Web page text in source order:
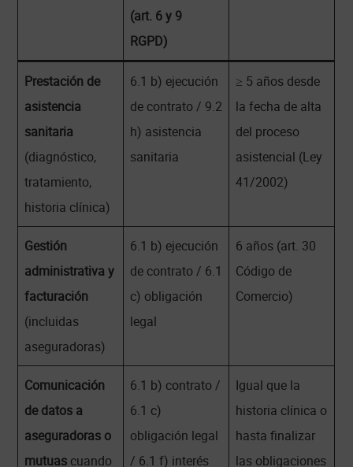
(art. 6 y 9
RGPD)
Prestación de
asistencia
sanitaria
(diagnóstico,
tratamiento,
historia clínica)
6.1 b) ejecución
de contrato / 9.2
h) asistencia
sanitaria
≥ 5 años desde
la fecha de alta
del proceso
asistencial (Ley
41/2002)
Gestión
administrativa y
facturación
(incluidas
aseguradoras)
6.1 b) ejecución
de contrato / 6.1
c) obligación
legal
6 años (art. 30
Código de
Comercio)
Comunicación
de datos a
aseguradoras o
mutuas cuando
6.1 b) contrato /
6.1 c)
obligación legal
/ 6.1 f) interés
Igual que la
historia clínica o
hasta finalizar
las obligaciones